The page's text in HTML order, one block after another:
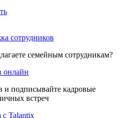
сотрудников
семейным сотрудникам?
онлайн
и подписывайте кадровые
встреч
с Talantix